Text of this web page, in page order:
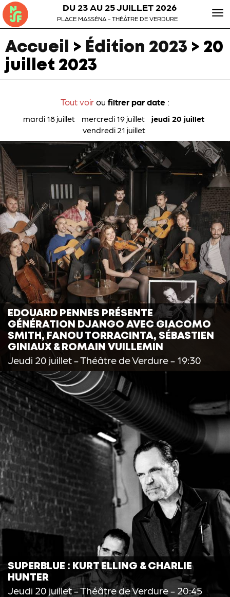
DU 23 AU 25 JUILLET 2026
PLACE MASSÉNA - THÉÂTRE DE VERDURE
Accueil > Édition 2023 > 20
juillet 2023
Tout voir oufiltrer par date :
mardi 18 juillet mercredi 19 juillet
jeudi 20 juillet
vendredi 21 juillet
EDOUARD PENNES PRÉSENTE
GÉNÉRATION DJANGO AVEC GIACOMO
SMITH, FANOU TORRACINTA, SÉBASTIEN
GINIAUX & ROMAIN VUILLEMIN
Jeudi 20 juillet- Théâtre de Verdure - 19:30
SUPERBLUE : KURT ELLING & CHARLIE
HUNTER
Jeudi 20 juillet- Théâtre de Verdure - 20:45